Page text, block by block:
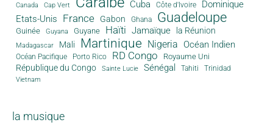
Canada Cap Vert Cuba Côte d'Ivoire
Dominique
Etats-Unis
France Gabon Ghana Guadeloupe
Guinée Guyana Guyane Haïti Jamaïque la Réunion
Madagascar Mali Martinique Nigeria Océan Indien
Océan Pacifique Porto Rico RD Congo Royaume Uni
République du Congo Sainte Lucie Sénégal Tahiti Trinidad
Vietnam
la musique